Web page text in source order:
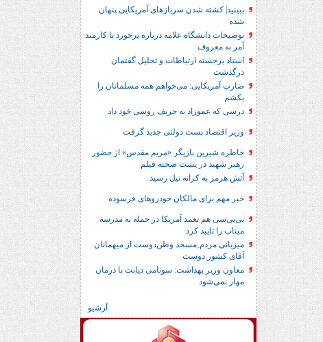
ببینید| کشته شدن سربازهای آمریکایی پنهان
شده
توضیحات دانشگاه علامه درباره برخورد با کارمند
آمر به معروف
استاد برجسته ارتباطات و تحلیل گفتمان
درگذشت
ضارب آمریکایی: می‌خواهم همه مسلمانان را
بکشم
درسی که عموزاد به حریف روسی خود داد
وزیر اقتصاد پست دولتی جدید گرفت
خاطره شیرین بازیگر «مریم مقدس» از حضور
رهبر شهید در پشت صحنه فیلم
آتش هرمز به کرانه نیل رسید
خبر مهم برای مالکان خودروهای فرسوده
بی‌بی‌سی هم تعمد آمریکا در حمله به مدرسه
میناب را تایید کرد
میزبانی مردم ِمسجد وطن‌دوست از میهمانان
آقای کشور دوست
معاون وزیر بهداشت: سونامی دیابت با درمان
مهار نمی‌شود
آرشیو